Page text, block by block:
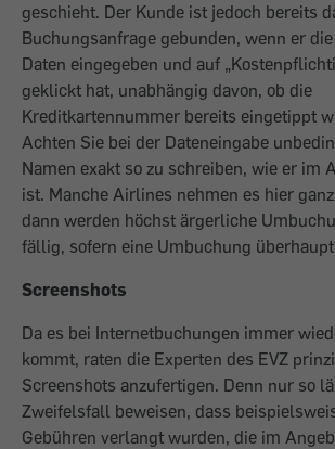
geschieht. Der Kunde ist jedoch bereits
Buchungsanfrage gebunden, wenn er
Daten eingegeben und auf
geklickt hat, unabhängig davon, ob die
Kreditkartennummer bereits eingetippt
Achten Sie bei der Dateneingabe
Namen exakt so zu schreiben, wie er im
ist. Manche Airlines nehmen es hier
dann werden höchst ärgerliche
fällig, sofern eine Umbuchung
Screenshots
Da es bei Internetbuchungen immer
kommt, raten die Experten des EVZ
Screenshots anzufertigen. Denn nur so
Zweifelsfall beweisen, dass
Gebühren verlangt wurden, die im